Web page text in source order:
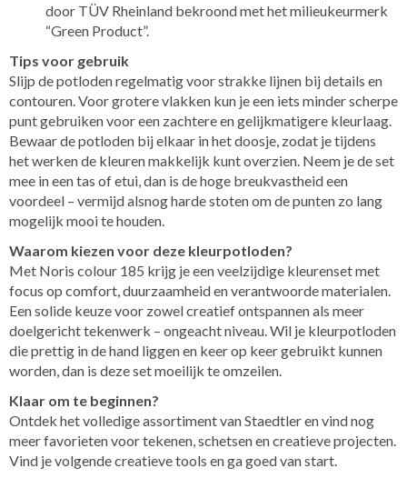
door TÜV Rheinland bekroond met het milieukeurmerk
“Green Product”.
Tips voor gebruik
Slijp de potloden regelmatig voor strakke lijnen bij details en
contouren. Voor grotere vlakken kun je een iets minder scherpe
punt gebruiken voor een zachtere en gelijkmatigere kleurlaag.
Bewaar de potloden bij elkaar in het doosje, zodat je tijdens
het werken de kleuren makkelijk kunt overzien. Neem je de set
mee in een tas of etui, dan is de hoge breukvastheid een
voordeel – vermijd alsnog harde stoten om de punten zo lang
mogelijk mooi te houden.
Waarom kiezen voor deze kleurpotloden?
Met Noris colour 185 krijg je een veelzijdige kleurenset met
focus op comfort, duurzaamheid en verantwoorde materialen.
Een solide keuze voor zowel creatief ontspannen als meer
doelgericht tekenwerk – ongeacht niveau. Wil je kleurpotloden
die prettig in de hand liggen en keer op keer gebruikt kunnen
worden, dan is deze set moeilijk te omzeilen.
Klaar om te beginnen?
Ontdek het volledige assortiment van Staedtler en vind nog
meer favorieten voor tekenen, schetsen en creatieve projecten.
Vind je volgende creatieve tools en ga goed van start.